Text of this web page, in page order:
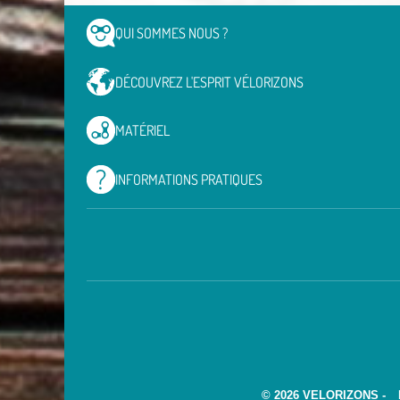
QUI SOMMES NOUS ?
DÉCOUVREZ L'ESPRITVÉLORIZONS
MATÉRIEL
INFORMATIONS PRATIQUES
© 2026 VELORIZONS -